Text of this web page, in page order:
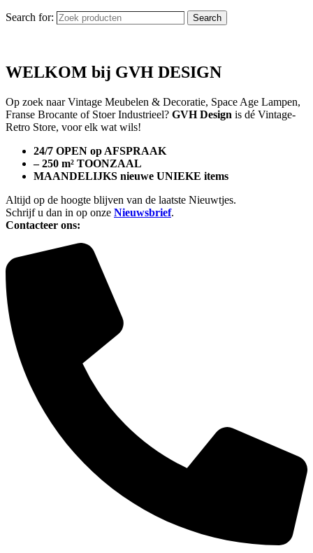
Search for: Search
WELKOM bij GVH DESIGN
Op zoek naar Vintage Meubelen & Decoratie, Space Age Lampen,
Franse Brocante of Stoer Industrieel? GVH Design is dé Vintage-
Retro Store, voor elk wat wils!
24/7 OPEN op AFSPRAAK
– 250 m² TOONZAAL
MAANDELIJKS nieuwe UNIEKE items
Altijd op de hoogte blijven van de laatste Nieuwtjes.
Schrijf u dan in op onze Nieuwsbrief.
Contacteer ons: